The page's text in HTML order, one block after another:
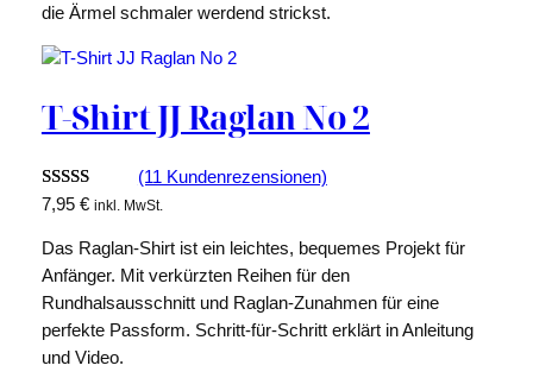
e
die Ärmel schmaler werdend strickst.
T-Shirt JJ Raglan No 2
Bewertet
von 5,
basierend
auf
11
Kundenbew
ertungen
(11 Kundenrezensionen)
7,95 € inkl. MwSt.
Das Raglan-Shirt ist ein leichtes, bequemes Projekt für
Anfänger. Mit verkürzten Reihen für den
Rundhalsausschnitt und Raglan-Zunahmen für eine
perfekte Passform. Schritt-für-Schritt erklärt in Anleitung
und Video.